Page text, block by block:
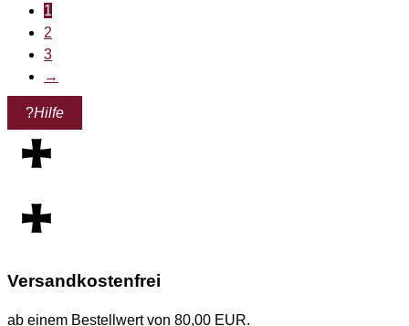
1
2
3
→
?Hilfe
Versandkostenfrei
ab einem Bestellwert von 80,00 EUR.